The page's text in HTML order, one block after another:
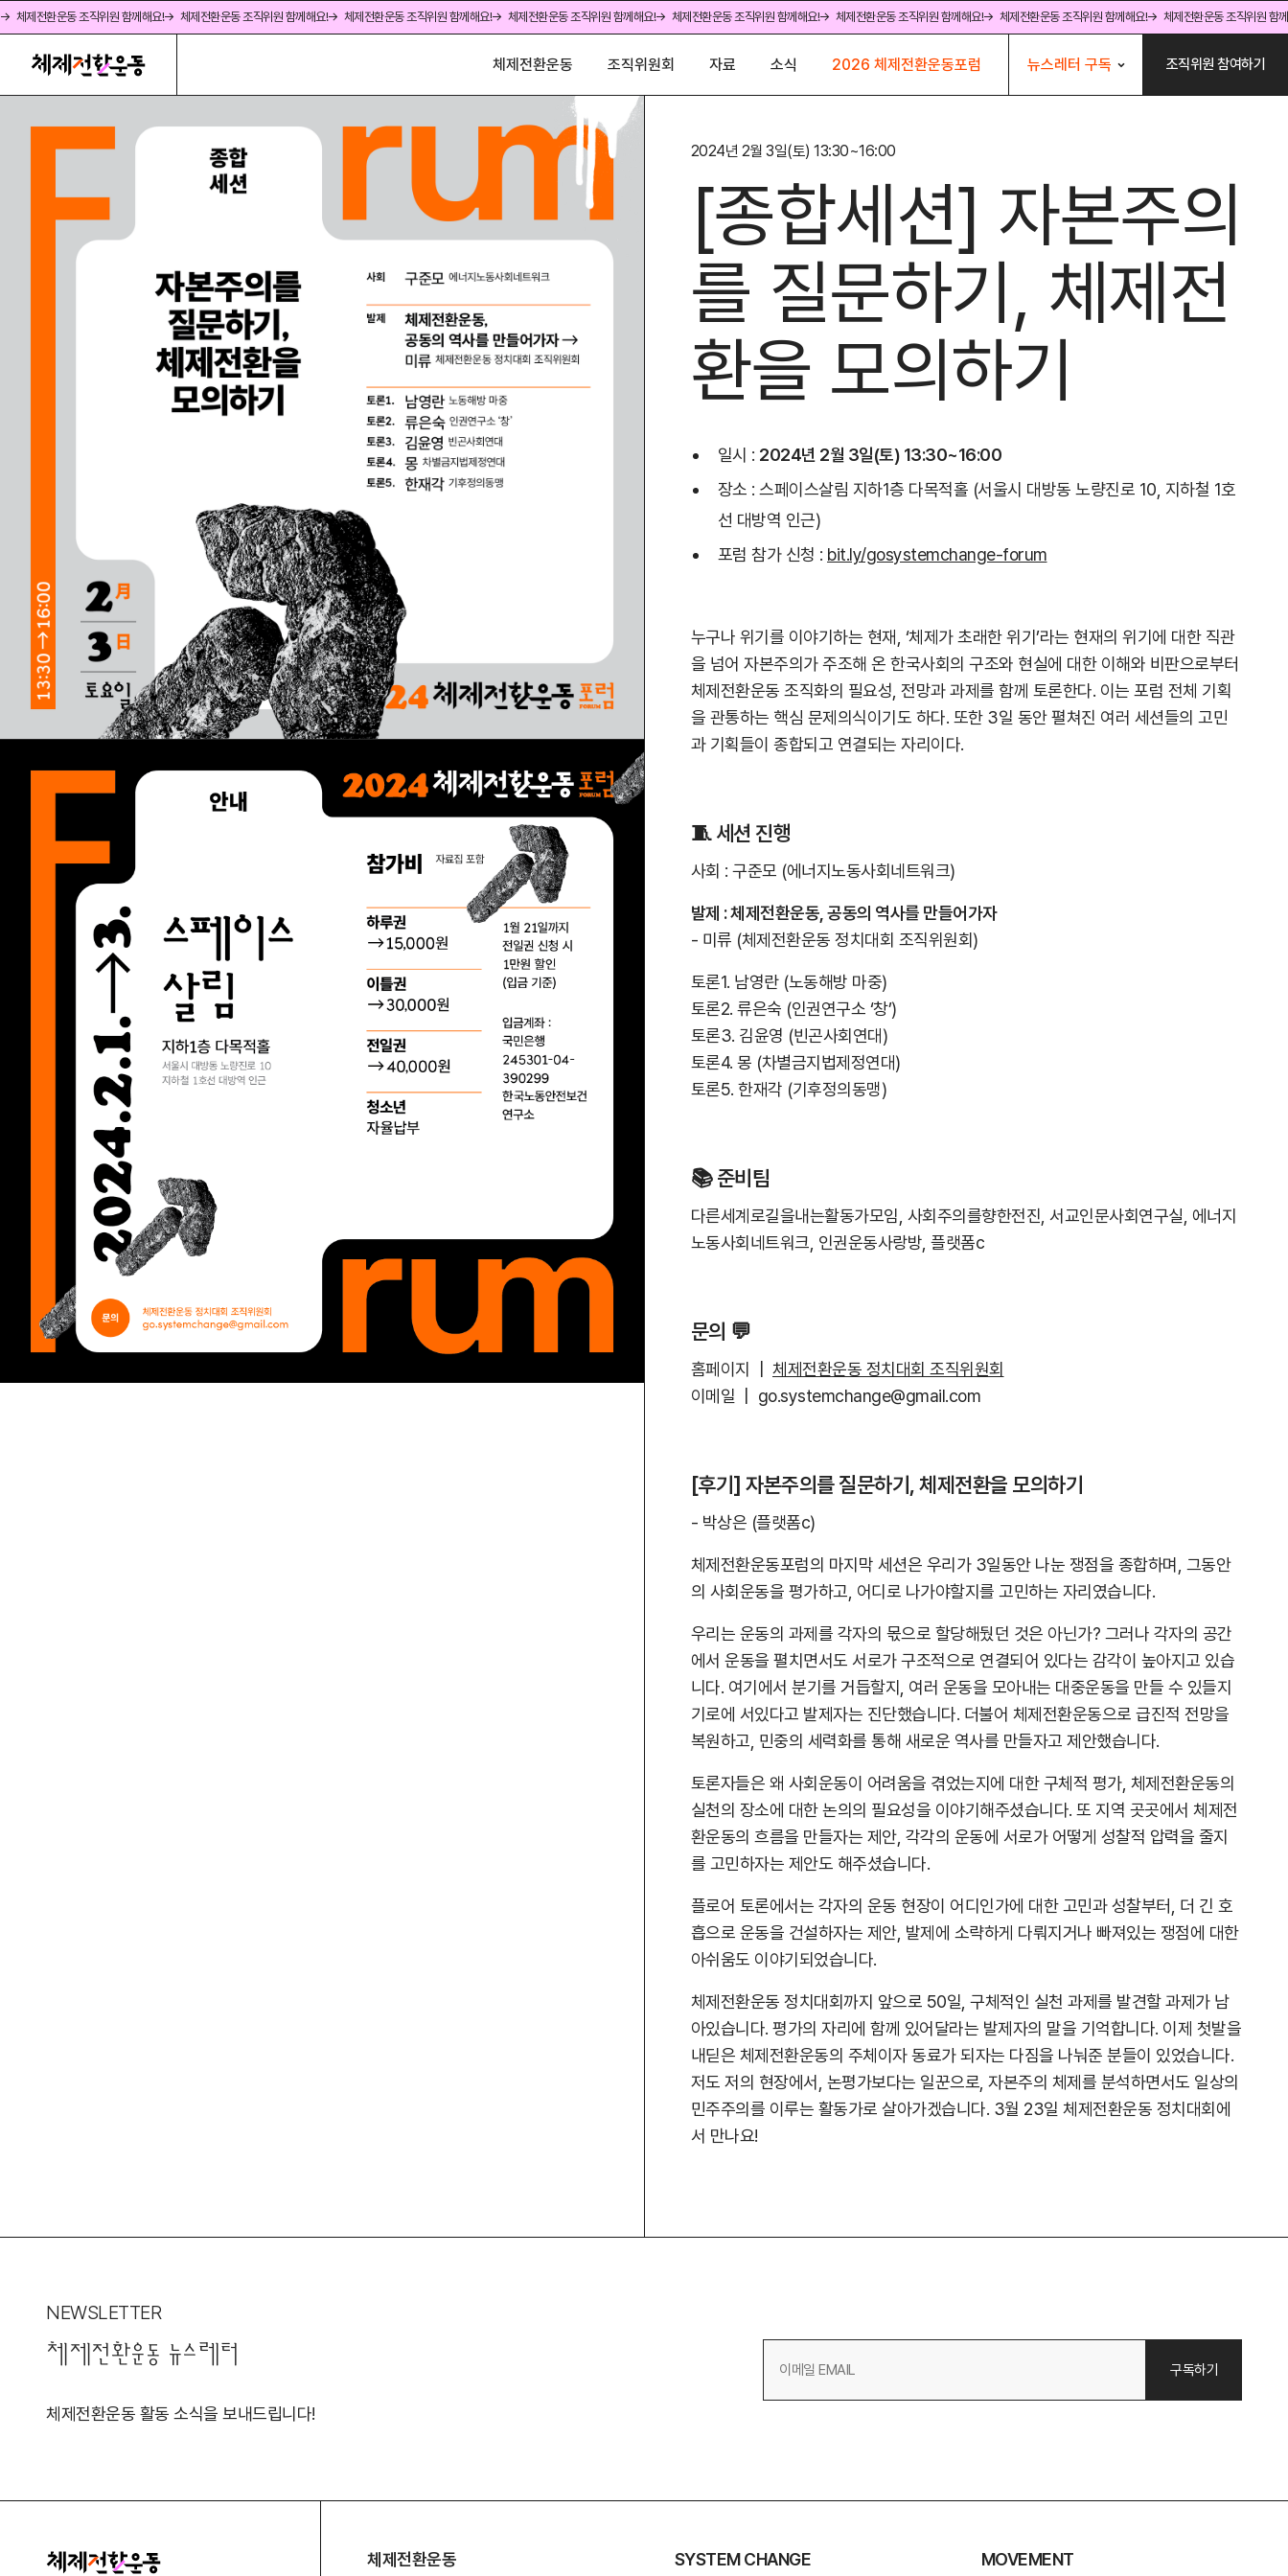
→ 체제전환운동 조직위원 함께해요!→ 체제전환운동 조직위원 함께해요!→ 체제전환운동 조직위원 함께해요!→ 체제전환운동 조직위원 함께해요!→ 체제전환운동 조직위원 함께해요!→ 체제전환운동 조직위원 함께해요!→ 체제전환운동 조직위원 함께해요!→ 체제전환운동 조직위원 함
체제전환운동 조직위원회 자료 소식 2026 체제전환운동포럼 뉴스레터 구독 조직위원 참여하기
2024년 2월 3일(토) 13:30~16:00
[종합세션] 자본주의
를 질문하기, 체제전
환을 모의하기
일시 : 2024년 2월 3일(토) 13:30~16:00
장소 : 스페이스살림 지하1층 다목적홀 (서울시 대방동 노량진로 10, 지하철 1호
선 대방역 인근)
포럼 참가 신청 : bit.ly/gosystemchange-forum
누구나 위기를 이야기하는 현재, ‘체제가 초래한 위기’라는 현재의 위기에 대한 직관
을 넘어 자본주의가 주조해 온 한국사회의 구조와 현실에 대한 이해와 비판으로부터
체제전환운동 조직화의 필요성, 전망과 과제를 함께 토론한다. 이는 포럼 전체 기획
을 관통하는 핵심 문제의식이기도 하다. 또한 3일 동안 펼쳐진 여러 세션들의 고민
과 기획들이 종합되고 연결되는 자리이다.
🧵 세션 진행
사회 : 구준모 (에너지노동사회네트워크)
발제 : 체제전환운동, 공동의 역사를 만들어가자
- 미류 (체제전환운동 정치대회 조직위원회)
토론1. 남영란 (노동해방 마중)
토론2. 류은숙 (인권연구소 ‘창’)
토론3. 김윤영 (빈곤사회연대)
토론4. 몽 (차별금지법제정연대)
토론5. 한재각 (기후정의동맹)
📚 준비팀
다른세계로길을내는활동가모임, 사회주의를향한전진, 서교인문사회연구실, 에너지
노동사회네트워크, 인권운동사랑방, 플랫폼c
문의 💬
홈페이지 | 체제전환운동 정치대회 조직위원회
이메일 | go.systemchange@gmail.com
[후기] 자본주의를 질문하기, 체제전환을 모의하기
- 박상은 (플랫폼c)
체제전환운동포럼의 마지막 세션은 우리가 3일동안 나눈 쟁점을 종합하며, 그동안
의 사회운동을 평가하고, 어디로 나가야할지를 고민하는 자리였습니다.
우리는 운동의 과제를 각자의 몫으로 할당해뒀던 것은 아닌가? 그러나 각자의 공간
에서 운동을 펼치면서도 서로가 구조적으로 연결되어 있다는 감각이 높아지고 있습
니다. 여기에서 분기를 거듭할지, 여러 운동을 모아내는 대중운동을 만들 수 있들지
기로에 서있다고 발제자는 진단했습니다. 더불어 체제전환운동으로 급진적 전망을
복원하고, 민중의 세력화를 통해 새로운 역사를 만들자고 제안했습니다.
토론자들은 왜 사회운동이 어려움을 겪었는지에 대한 구체적 평가, 체제전환운동의
실천의 장소에 대한 논의의 필요성을 이야기해주셨습니다. 또 지역 곳곳에서 체제전
환운동의 흐름을 만들자는 제안, 각각의 운동에 서로가 어떻게 성찰적 압력을 줄지
를 고민하자는 제안도 해주셨습니다.
플로어 토론에서는 각자의 운동 현장이 어디인가에 대한 고민과 성찰부터, 더 긴 호
흡으로 운동을 건설하자는 제안, 발제에 소략하게 다뤄지거나 빠져있는 쟁점에 대한
아쉬움도 이야기되었습니다.
체제전환운동 정치대회까지 앞으로 50일, 구체적인 실천 과제를 발견할 과제가 남
아있습니다. 평가의 자리에 함께 있어달라는 발제자의 말을 기억합니다. 이제 첫발을
내딛은 체제전환운동의 주체이자 동료가 되자는 다짐을 나눠준 분들이 있었습니다.
저도 저의 현장에서, 논평가보다는 일꾼으로, 자본주의 체제를 분석하면서도 일상의
민주주의를 이루는 활동가로 살아가겠습니다. 3월 23일 체제전환운동 정치대회에
서 만나요!
NEWSLETTER
체제전환운동 뉴스레터
체제전환운동 활동 소식을 보내드립니다!
체제전환운동 SYSTEM CHANGE MOVEMENT